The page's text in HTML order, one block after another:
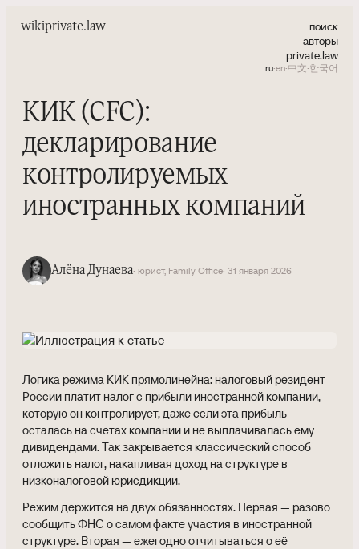
wikiprivate.law
поиск
авторы
private.law
ru·en·中文·한국어
КИК (CFC):
декларирование
контролируемых
иностранных компаний
Алёна Дунаева· юрист, Family Office· 31 января 2026
Логика режима КИК прямолинейна: налоговый резидент
России платит налог с прибыли иностранной компании,
которую он контролирует, даже если эта прибыль
осталась на счетах компании и не выплачивалась ему
дивидендами. Так закрывается классический способ
отложить налог, накапливая доход на структуре в
низконалоговой юрисдикции.
Режим держится на двух обязанностях. Первая — разово
сообщить ФНС о самом факте участия в иностранной
структуре. Вторая — ежегодно отчитываться о её